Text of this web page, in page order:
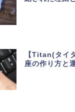
【Titan(タイ
座の作り方と